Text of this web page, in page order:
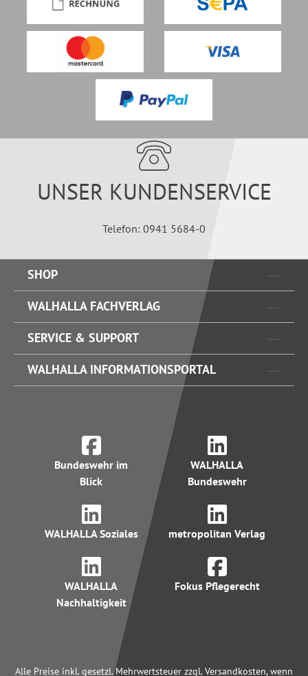
UNSER KUNDENSERVICE
Telefon: 0941 5684-0
SHOP
WALHALLA FACHVERLAG
SERVICE & SUPPORT
WALHALLA INFORMATIONSPORTAL
Bundeswehr im
Blick
WALHALLA
Bundeswehr
WALHALLA Soziales metropolitan Verlag
WALHALLA
Nachhaltigkeit
Fokus Pflegerecht
Alle Preise inkl. gesetzl. Mehrwertsteuer zzgl. Versandkosten, wenn